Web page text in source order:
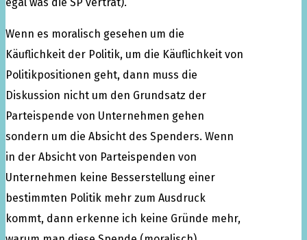
Wenn es moralisch gesehen um die
Käuflichkeit der Politik, um die Käuflichkeit von
Politikpositionen geht, dann muss die
Diskussion nicht um den Grundsatz der
Parteispende von Unternehmen gehen
sondern um die Absicht des Spenders. Wenn
in der Absicht von Parteispenden von
Unternehmen keine Besserstellung einer
bestimmten Politik mehr zum Ausdruck
kommt, dann erkenne ich keine Gründe mehr,